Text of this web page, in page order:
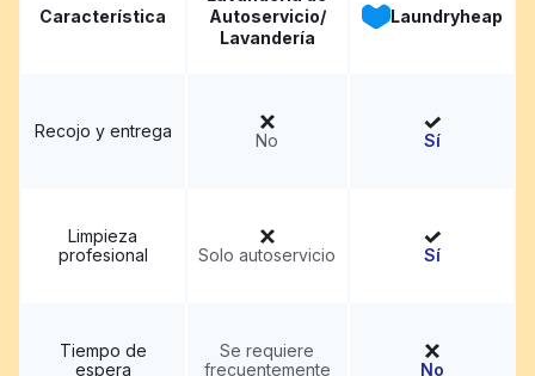
Característica
Autoservicio/
Lavandería
Laundryheap
Recojo y entrega No Sí
Limpieza
profesional
Solo autoservicio Sí
Tiempo de
espera
Se requiere
frecuentemente
No